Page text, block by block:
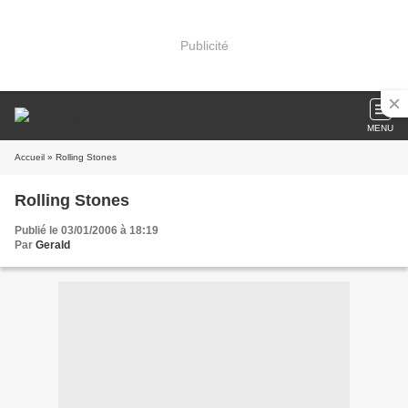
Publicité
MENU
Accueil » Rolling Stones
Rolling Stones
Publié le 03/01/2006 à 18:19
Par Gerald